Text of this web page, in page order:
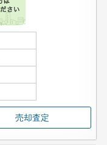
売却査定